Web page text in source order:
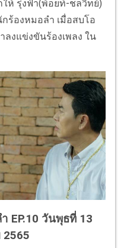
รุ่งฟ้า(พ้อยท์-ชลวิทย์)
ร้องหมอลำ เมื่อสบโอ
งแข่งขันร้องเพลง ใน
EP.10 วันพุธที่ 13